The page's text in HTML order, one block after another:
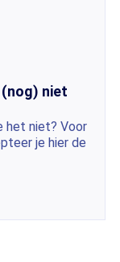
niet
het niet? Voor
je hier de